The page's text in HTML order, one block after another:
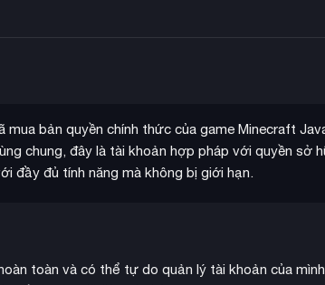
mua bản quyền chính thức của game Minecraft
chung, đây là tài khoản hợp pháp với quyền sở
đầy đủ tính năng mà không bị giới hạn.
toàn và có thể tự do quản lý tài khoản của